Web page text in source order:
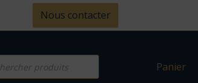
Nous contacter
Panier